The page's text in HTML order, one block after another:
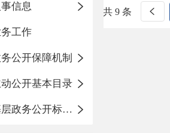
事信息
工作
公开保障机制
公开基本目录
基层政务公开标准化目录
共 9 条